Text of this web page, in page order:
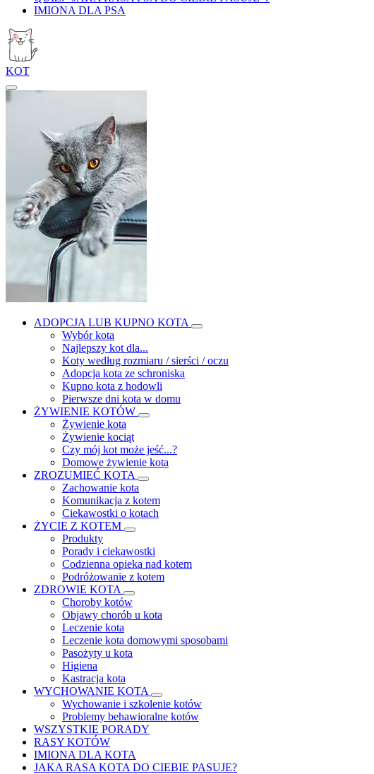
IMIONA DLA PSA
KOT
ADOPCJA LUB KUPNO KOTA
Wybór kota
Najlepszy kot dla...
Koty według rozmiaru / sierści / oczu
Adopcja kota ze schroniska
Kupno kota z hodowli
Pierwsze dni kota w domu
ŻYWIENIE KOTÓW
Żywienie kota
Żywienie kociąt
Czy mój kot może jeść...?
Domowe żywienie kota
ZROZUMIEĆ KOTA
Zachowanie kota
Komunikacja z kotem
Ciekawostki o kotach
ŻYCIE Z KOTEM
Produkty
Porady i ciekawostki
Codzienna opieka nad kotem
Podróżowanie z kotem
ZDROWIE KOTA
Choroby kotów
Objawy chorób u kota
Leczenie kota
Leczenie kota domowymi sposobami
Pasożyty u kota
Higiena
Kastracja kota
WYCHOWANIE KOTA
Wychowanie i szkolenie kotów
Problemy behawioralne kotów
WSZYSTKIE PORADY
RASY KOTÓW
IMIONA DLA KOTA
JAKA RASA KOTA DO CIEBIE PASUJE?